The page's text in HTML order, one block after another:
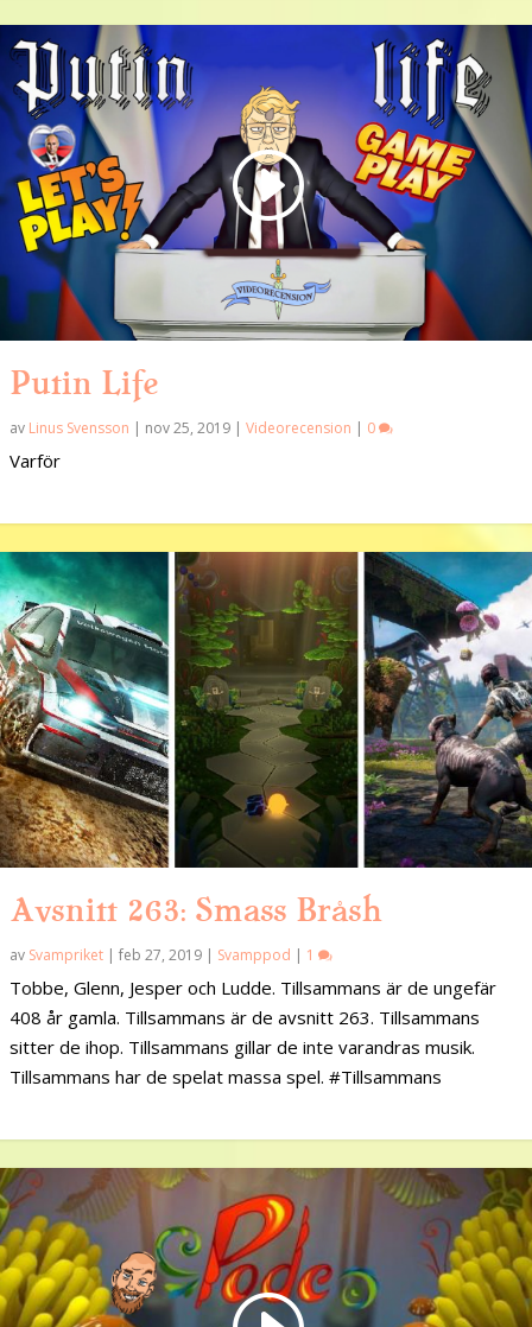
Putin Life
av Linus Svensson | nov 25, 2019 | Videorecension | 0
Varför
Avsnitt 263: Smass Bråsh
av Svampriket | feb 27, 2019 | Svamppod | 1
Tobbe, Glenn, Jesper och Ludde. Tillsammans är de ungefär
408 år gamla. Tillsammans är de avsnitt 263. Tillsammans
sitter de ihop. Tillsammans gillar de inte varandras musik.
Tillsammans har de spelat massa spel. #Tillsammans